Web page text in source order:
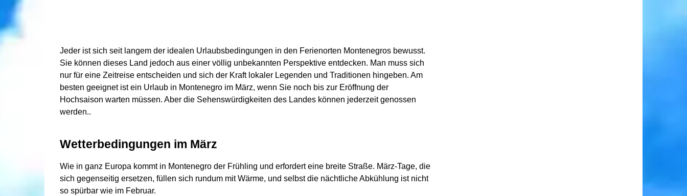
Jeder ist sich seit langem der idealen Urlaubsbedingungen in den Ferienorten Montenegros bewusst.
Sie können dieses Land jedoch aus einer völlig unbekannten Perspektive entdecken. Man muss sich
nur für eine Zeitreise entscheiden und sich der Kraft lokaler Legenden und Traditionen hingeben. Am
besten geeignet ist ein Urlaub in Montenegro im März, wenn Sie noch bis zur Eröffnung der
Hochsaison warten müssen. Aber die Sehenswürdigkeiten des Landes können jederzeit genossen
werden..
Wetterbedingungen im März
Wie in ganz Europa kommt in Montenegro der Frühling und erfordert eine breite Straße. März-Tage, die
sich gegenseitig ersetzen, füllen sich rundum mit Wärme, und selbst die nächtliche Abkühlung ist nicht
so spürbar wie im Februar.